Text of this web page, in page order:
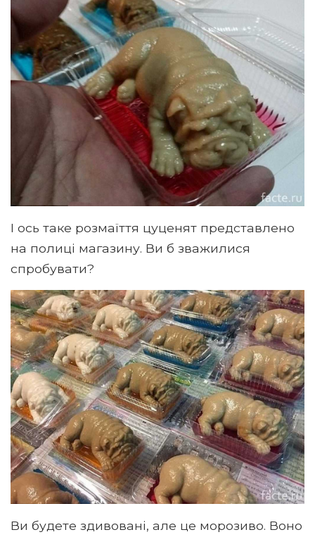
І ось таке розмаїття цуценят представлено
на полиці магазину. Ви б зважилися
спробувати?
Ви будете здивовані, але це морозиво. Воно